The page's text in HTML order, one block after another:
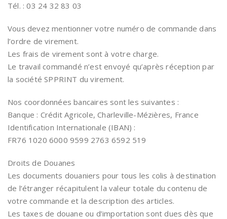
Tél. : 03 24 32 83 03
Vous devez mentionner votre numéro de commande dans
l’ordre de virement.
Les frais de virement sont à votre charge.
Le travail commandé n’est envoyé qu’après réception par
la société SPPRINT du virement.
Nos coordonnées bancaires sont les suivantes :
Banque : Crédit Agricole, Charleville-Mézières, France
Identification Internationale (IBAN) :
FR76 1020 6000 9599 2763 6592 519
Droits de Douanes
Les documents douaniers pour tous les colis à destination
de l’étranger récapitulent la valeur totale du contenu de
votre commande et la description des articles.
Les taxes de douane ou d’importation sont dues dès que